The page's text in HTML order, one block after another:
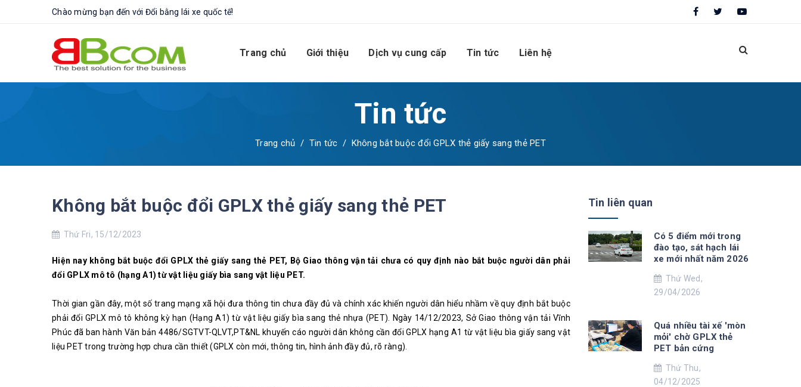
Chào mừng bạn đến với Đổi bằng lái xe quốc tế!
Trang chủ Giới thiệu Dịch vụ cung cấp Tin tức Liên hệ
Tin tức
Trang chủ / Tin tức / Không bắt buộc đổi GPLX thẻ giấy sang thẻ PET
Không bắt buộc đổi GPLX thẻ giấy sang thẻ PET
Thứ Fri, 15/12/2023
Hiện nay không bắt buộc đổi GPLX thẻ giấy sang thẻ PET, Bộ Giao thông vận tải chưa có quy định nào bắt buộc người dân phải
đổi GPLX mô tô (hạng A1) từ vật liệu giấy bìa sang vật liệu PET.
Thời gian gần đây, một số trang mạng xã hội đưa thông tin chưa đầy đủ và chính xác khiến người dân hiểu nhầm về quy định bắt buộc
phải đổi GPLX mô tô không kỳ hạn (Hạng A1) từ vật liệu giấy bìa sang thẻ nhựa (PET). Ngày 14/12/2023, Sở Giao thông vận tải Vĩnh
Phúc đã ban hành Văn bản 4486/SGTVT-QLVT,PT&NL khuyến cáo người dân không cần đổi GPLX hạng A1 từ vật liệu bìa giấy sang vật
liệu PET trong trường hợp chưa cần thiết (GPLX còn mới, thông tin, hình ảnh đầy đủ, rõ ràng).
Tin liên quan
Có 5 điểm mới trong
đào tạo, sát hạch lái
xe mới nhất năm 2026
Thứ Wed,
29/04/2026
Quá nhiều tài xế 'mòn
mỏi' chờ GPLX thẻ
PET bản cứng
Thứ Thu,
04/12/2025